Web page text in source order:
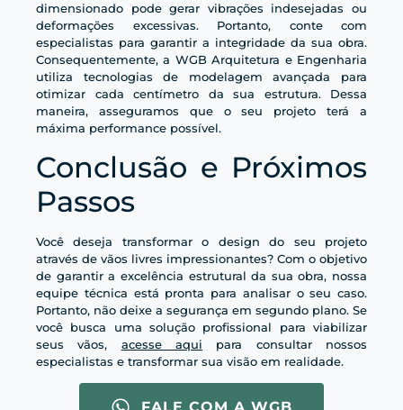
dimensionado pode gerar vibrações indesejadas ou
deformações excessivas. Portanto, conte com
especialistas para garantir a integridade da sua obra.
Consequentemente, a WGB Arquitetura e Engenharia
utiliza tecnologias de modelagem avançada para
otimizar cada centímetro da sua estrutura. Dessa
maneira, asseguramos que o seu projeto terá a
máxima performance possível.
Conclusão e Próximos
Passos
Você deseja transformar o design do seu projeto
através de vãos livres impressionantes? Com o objetivo
de garantir a excelência estrutural da sua obra, nossa
equipe técnica está pronta para analisar o seu caso.
Portanto, não deixe a segurança em segundo plano. Se
você busca uma solução profissional para viabilizar
seus vãos, acesse aqui para consultar nossos
especialistas e transformar sua visão em realidade.